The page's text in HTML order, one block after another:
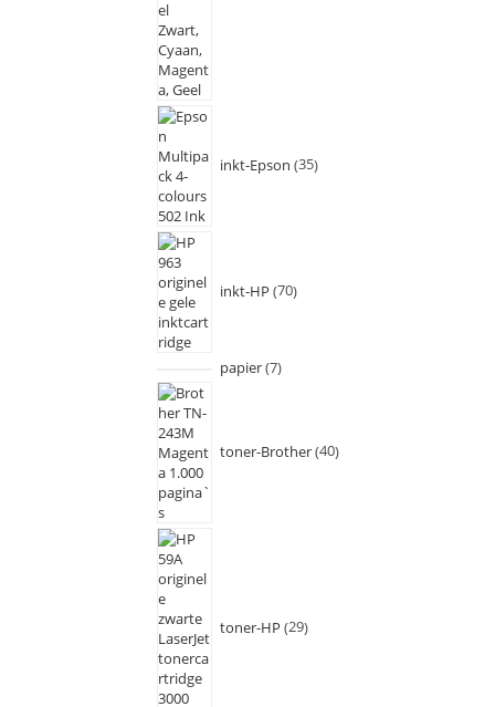
inkt-Epson 35
inkt-HP 70
papier 7
toner-Brother 40
toner-HP 29